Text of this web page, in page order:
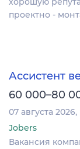
проектно -
Ассистент
60 000–80
07 августа 2026
Jobers
Вакансия